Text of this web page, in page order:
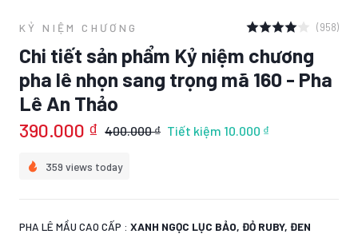
KỶ NIỆM CHƯƠNG (958)
Chi tiết sản phẩm Kỷ niệm chương
pha lê nhọn sang trọng mã 160 - Pha
Lê An Thảo
390.000 ₫ 400.000 ₫ Tiết kiệm 10.000 ₫
359 views today
PHA LÊ MẦU CAO CẤP : XANH NGỌC LỤC BẢO, ĐỎ RUBY, ĐEN